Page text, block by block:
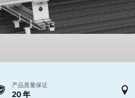
产品质量保证
20 年